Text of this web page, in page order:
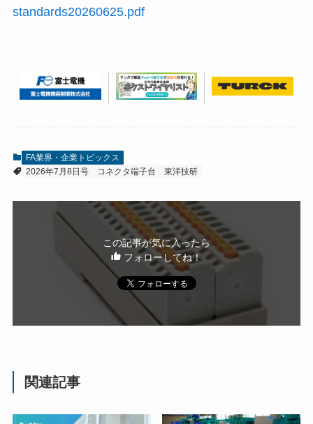
standards20260625.pdf
FA業界・企業トピックス
2026年7月8日号
コネクタ端子台 東洋技研
この記事が気に入ったら
フォローしてね！
関連記事